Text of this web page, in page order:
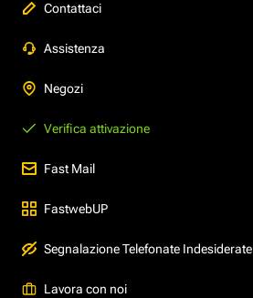
Contattaci
Assistenza
Negozi
Verifica attivazione
Fast Mail
FastwebUP
Segnalazione Telefonate Indesiderate
Lavora con noi